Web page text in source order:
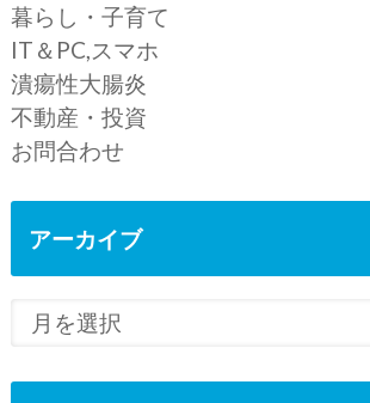
暮らし・子育て
IT＆PC,スマホ
潰瘍性大腸炎
不動産・投資
お問合わせ
アーカイブ